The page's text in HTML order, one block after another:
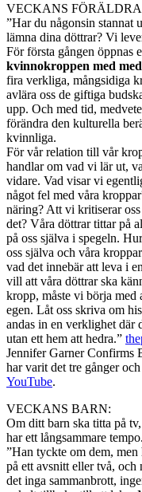
VECKANS
”Har du någonsin stannat
lämna dina döttrar? Vi
För första gången öppnas
kvinnokroppen med
fira verkliga, mångsidiga
avlära oss de giftiga
upp. Och med tid,
förändra den kulturella
kvinnliga.
För vår relation till vår
handlar om vad vi lär ut,
vidare. Vad visar vi
något fel med våra
näring? Att vi kritiserar
det? Våra döttrar tittar på
på oss själva i spegeln.
oss själva och våra
vad det innebär att leva i
vill att våra döttrar ska
kropp, måste vi börja
egen. Låt oss skriva om
andas in en verklighet där
utan ett hem att hedra.”
Jennifer Garner Confirms
har varit det tre gånger och
YouTube.
VECKANS BARN:
Om ditt barn ska titta på
har ett långsammare
”Han tyckte om dem,
på ett avsnitt eller två, och
det inga sammanbrott,